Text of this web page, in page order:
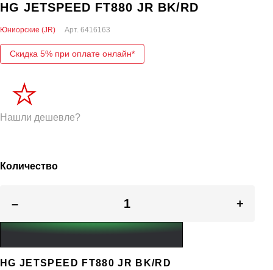
HG JETSPEED FT880 JR BK/RD
Юниорские (JR) Арт. 6416163
Скидка 5% при оплате онлайн*
Нашли дешевле?
Количество
– +
HG JETSPEED FT880 JR BK/RD